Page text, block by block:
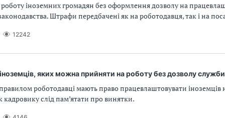
іноземних громадян без оформлення дозволу на
Штрафи передбачені як на роботодавця, так і на
12242
яких можна прийняти на роботу без дозволу служби
роботодавці мають право працевлаштовувати іноземців
кадровику слід пам’ятати про винятки.